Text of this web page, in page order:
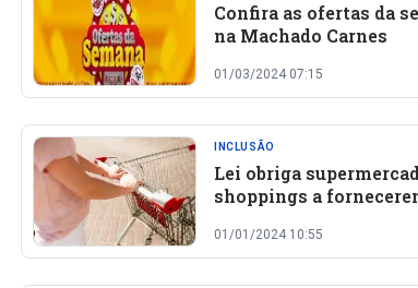
Confira as ofertas da
na Machado Carnes
01/03/2024 07:15
INCLUSÃO
Lei obriga
shoppings a
adaptados no Piauí
01/01/2024 10:55